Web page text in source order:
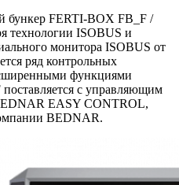
бункер FERTI-BOX FB_F /
технологии ISOBUS и
монитора ISOBUS от
ряд контрольных
функциями
с управляющим
EASY CONTROL,
BEDNAR.